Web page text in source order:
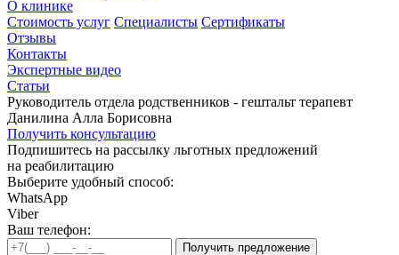
О клинике
Стоимость услуг Специалисты Сертификаты
Отзывы
Контакты
Экспертные видео
Статьи
Руководитель отдела родственников - гештальт терапевт
Данилина Алла Борисовна
Получить консультацию
Подпишитесь на рассылку льготных предложений
на реабилитацию
Выберите удобный способ:
WhatsApp
Viber
Ваш телефон: